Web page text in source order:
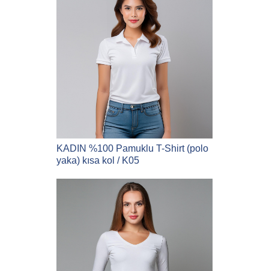
KADIN %100 Pamuklu T-Shirt (polo
yaka) kısa kol / K05